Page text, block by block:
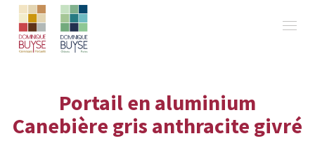
Portail en aluminium
Canebière gris anthracite givré